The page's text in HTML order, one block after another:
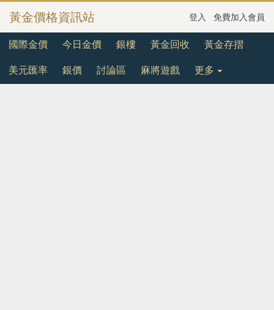
黃金價格資訊站 登入 免費加入會員
國際金價 今日金價 銀樓 黃金回收 黃金存摺
美元匯率 銀價 討論區 麻將遊戲 更多